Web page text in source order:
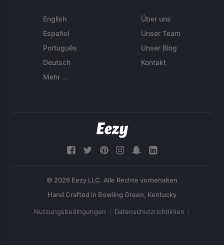
English
Español
Português
Deutsch
Mehr ...
Über uns
Unser Team
Unser Blog
Kontakt
© 2026 Eezy LLC. Alle Rechte vorbehalten
Nutzungsbedingungen Datenschutzrichtlinien